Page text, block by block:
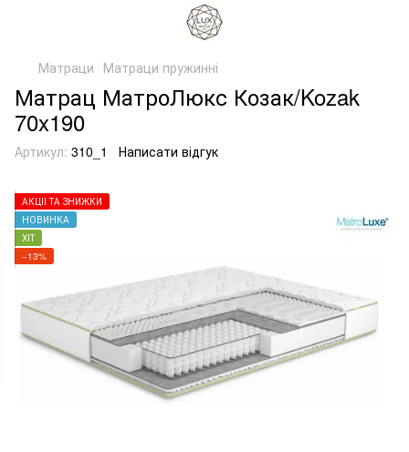
Матраци Матраци пружинні
Матрац МатроЛюкс Козак/Kozak
70x190
Артикул: 310_1 Написати відгук
АКЦІЇ ТА ЗНИЖКИ
НОВИНКА
ХІТ
−13%